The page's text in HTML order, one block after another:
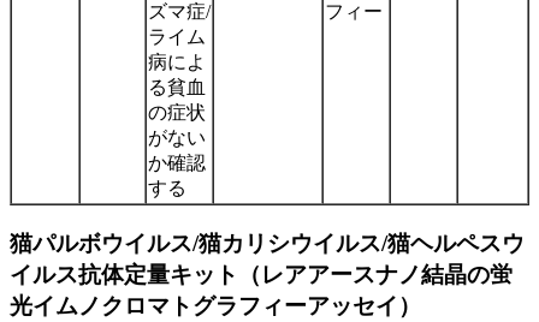
ズマ症/
ライム
病によ
る貧血
の症状
がない
か確認
する
フィー
猫パルボウイルス/猫カリシウイルス/猫ヘルペスウ
イルス抗体定量キット（レアアースナノ結晶の蛍
光イムノクロマトグラフィーアッセイ）